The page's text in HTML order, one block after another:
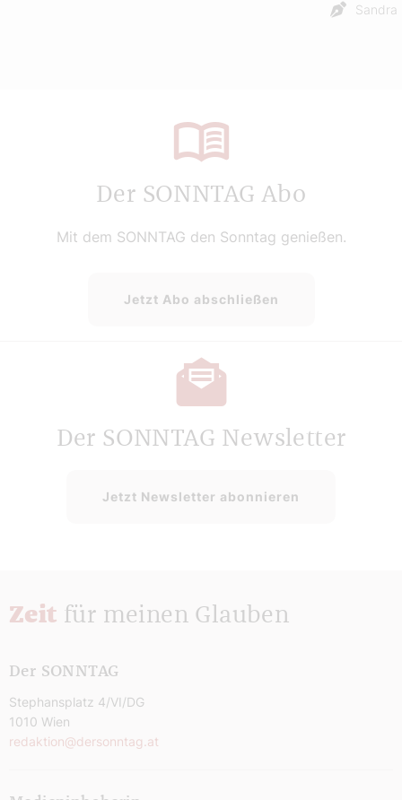
Sandra
Der SONNTAG Abo
Mit dem SONNTAG den Sonntag genießen.
Jetzt Abo abschließen
Der SONNTAG Newsletter
Jetzt Newsletter abonnieren
Zeit für meinen Glauben
Der SONNTAG
Stephansplatz 4/VI/DG
1010 Wien
redaktion@dersonntag.at